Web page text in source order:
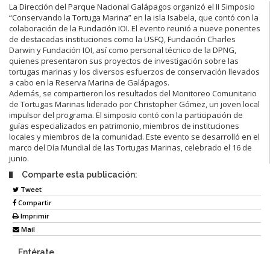
La Dirección del Parque Nacional Galápagos organizó el II Simposio
“Conservando la Tortuga Marina” en la isla Isabela, que contó con la
colaboración de la Fundación IOI. El evento reunió a nueve ponentes
de destacadas instituciones como la USFQ, Fundación Charles
Darwin y Fundación IOI, así como personal técnico de la DPNG,
quienes presentaron sus proyectos de investigación sobre las
tortugas marinas y los diversos esfuerzos de conservación llevados
a cabo en la Reserva Marina de Galápagos.
Además, se compartieron los resultados del Monitoreo Comunitario
de Tortugas Marinas liderado por Christopher Gómez, un joven local
impulsor del programa. El simposio contó con la participación de
guías especializados en patrimonio, miembros de instituciones
locales y miembros de la comunidad. Este evento se desarrolló en el
marco del Día Mundial de las Tortugas Marinas, celebrado el 16 de
junio.
Comparte esta publicación:
Tweet
Compartir
Imprimir
Mail